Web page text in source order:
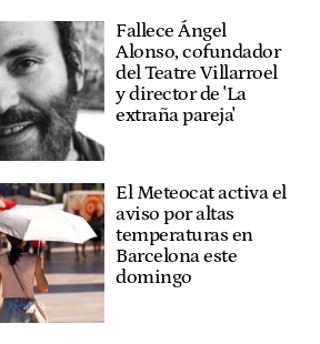
Fallece Ángel
Alonso, cofundador
del Teatre Villarroel
y director de 'La
extraña pareja'
El Meteocat activa el
aviso por altas
temperaturas en
Barcelona este
domingo